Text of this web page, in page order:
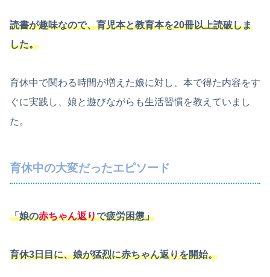
読書が趣味なので、育児本と教育本を20冊以上読破しま
した。
育休中で関わる時間が増えた娘に対し、本で得た内容をす
ぐに実践し、娘と遊びながらも生活習慣を教えていまし
た。
育休中の大変だったエピソード
「娘の赤ちゃん返りで疲労困憊」
育休3日目に、娘が猛烈に赤ちゃん返りを開始。